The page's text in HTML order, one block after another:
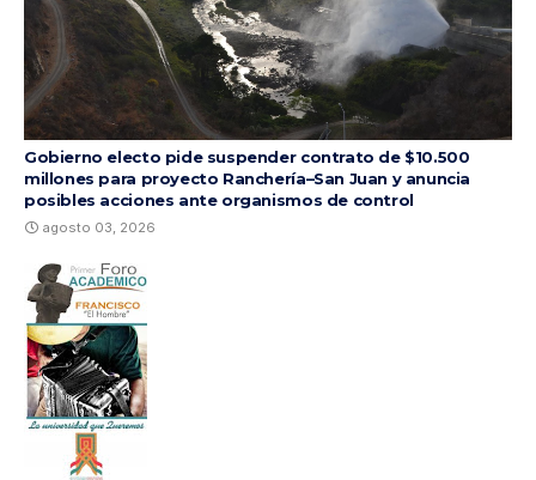
Gobierno electo pide suspender contrato de $10.500
millones para proyecto Ranchería–San Juan y anuncia
posibles acciones ante organismos de control
agosto 03, 2026